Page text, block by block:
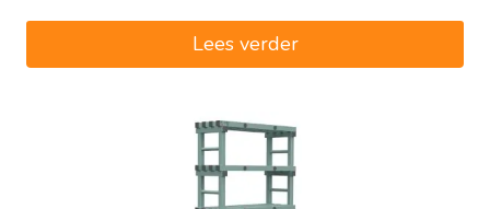
€680,60.Lees verder